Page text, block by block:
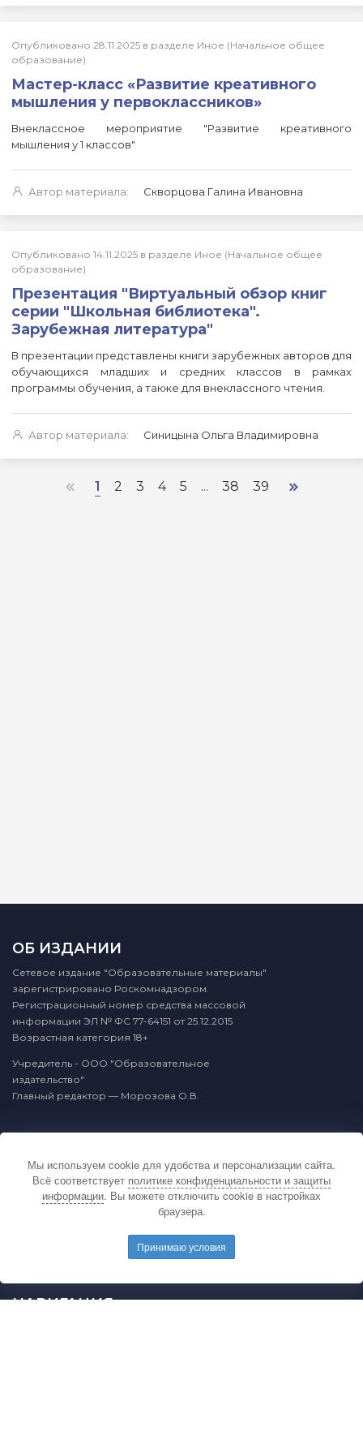
Опубликовано 28.11.2025 в разделе Иное (Начальное общее
образование)
Мастер-класс «Развитие креативного
мышления у первоклассников»
Внеклассное мероприятие "Развитие креативного
мышления у 1 классов"
Автор материала: Скворцова Галина Ивановна
Опубликовано 14.11.2025 в разделе Иное (Начальное общее
образование)
Презентация "Виртуальный обзор книг
серии "Школьная библиотека".
Зарубежная литература"
В презентации представлены книги зарубежных авторов для
обучающихся младших и средних классов в рамках
программы обучения, а также для внеклассного чтения.
Автор материала: Синицына Ольга Владимировна
1 2 3 4 5 ... 38 39
По вопросам связанным с публикацией
материалов на сайте издательства и выдачей
подтверждающих документов обращайтесь на
электронную почту редакции.
mail@pedarticles.ru
+7 (499) 113-47-87
ОБ ИЗДАНИИ
Сетевое издание "Образовательные материалы"
зарегистрировано Роскомнадзором.
Регистрационный номер средства массовой
информации ЭЛ № ФС 77-64151 от 25.12.2015
Возрастная категория 18+
Учредитель - ООО "Образовательное
издательство"
Главный редактор — Морозова О.В.
НАВИГАЦИЯ
Мы используем cookie для удобства и персонализации сайта.
Всё соответствует политике конфиденциальности и защиты
информации. Вы можете отключить cookie в настройках
браузера.
Принимаю условия